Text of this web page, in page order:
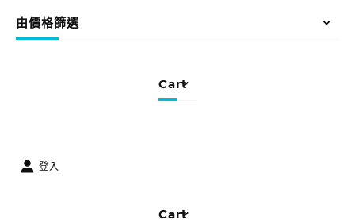
由價格篩選
Cart
登入
Cart